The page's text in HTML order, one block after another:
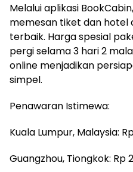
Melalui aplikasi
memesan tiket dan hotel
terbaik. Harga spesial
pergi selama 3 hari 2
online menjadikan
simpel.
Penawaran Istimewa:
Kuala Lumpur, Malaysia:
Guangzhou, Tiongkok: Rp